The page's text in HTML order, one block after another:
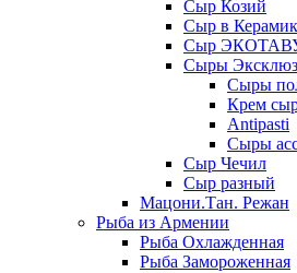
Сыр Козий
Сыр в
Сыр
Сыры
Сыры
Крем
Antipasti
Сыры
Сыр Чечил
Сыр разный
Мацони.Тан. Режан
Рыба из Армении
Рыба Охлажденная
Рыба Замороженная